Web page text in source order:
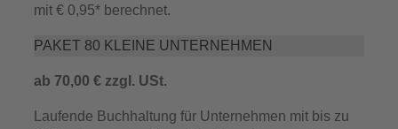
mit € 0,95* berechnet.
PAKET 80 KLEINE UNTERNEHMEN
ab 70,00 € zzgl. USt.
Laufende Buchhaltung für Unternehmen mit bis zu